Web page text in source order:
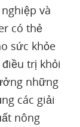
và
có thẻ
sức khỏe
trị khỏi
những
các giải
nông